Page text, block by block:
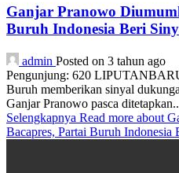
Ganjar Pranowo
Buruh Indonesia Beri
admin Posted on 3 tahun ago
Pengunjung: 620
Buruh memberikan sinyal
Ganjar Pranowo pasca
Selengkapnya Read more about
Bacapres, Partai Buruh